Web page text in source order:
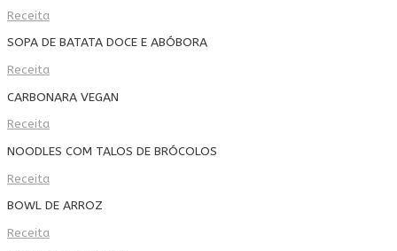
Receita
SOPA DE BATATA DOCE E ABÓBORA
Receita
CARBONARA VEGAN
Receita
NOODLES COM TALOS DE BRÓCOLOS
Receita
BOWL DE ARROZ
Receita